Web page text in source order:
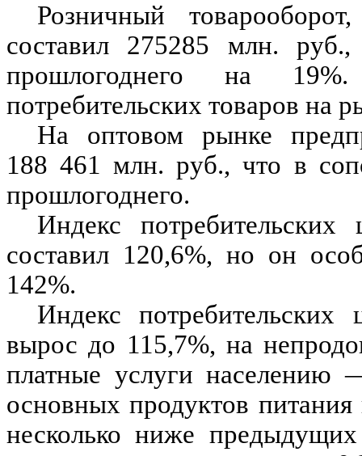
Розничный
составил 275285 млн.
прошлогоднего на
потребительских товаров на
На оптовом рынке
188 461 млн. руб., что в
прошлогоднего.
Индекс
составил 120,6%, но он
142%.
Индекс
вырос до 115,7%, на
платные услуги населению
основных продуктов
несколько ниже